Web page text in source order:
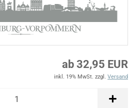
ab 32,95 EUR
inkl. 19% MwSt. zzgl. Versand